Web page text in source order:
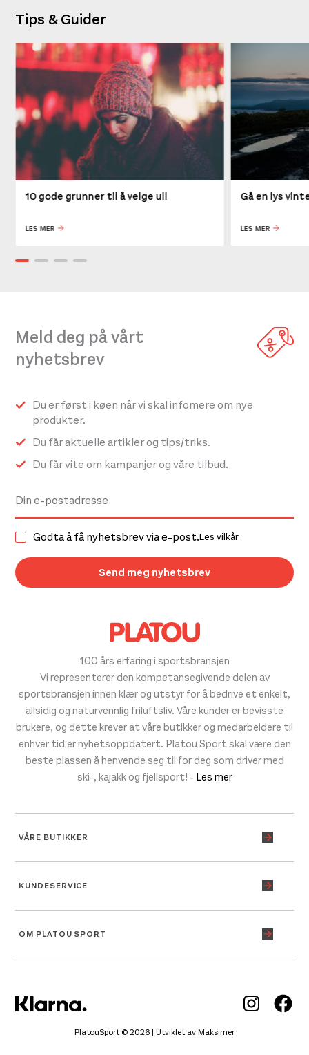
Tips & Guider
10 gode grunner til å velge ull
LES MER
Gå en lys
LES MER
100 års erfaring i sportsbransjen
Vi representerer den kompetansegivende delen av
sportsbransjen innen klær og utstyr for å bedrive et enkelt,
allsidig og naturvennlig friluftsliv. Våre kunder er bevisste
brukere, og dette krever at våre butikker og medarbeidere til
enhver tid er nyhetsoppdatert. Platou Sport skal være den
beste plassen å henvende seg til for deg som driver med
ski-, kajakk og fjellsport! - Les mer
VÅRE BUTIKKER
KUNDESERVICE
OM PLATOU SPORT
Meld deg på vårt
nyhetsbrev
Du er først i køen når vi skal infomere om nye
produkter.
Du får aktuelle artikler og tips/triks.
Du får vite om kampanjer og våre tilbud.
Godta å få nyhetsbrev via e-post.Les vilkår
PlatouSport © 2026 | Utviklet avMaksimer